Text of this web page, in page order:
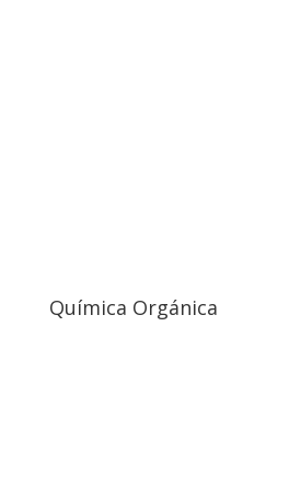
Química Orgánica